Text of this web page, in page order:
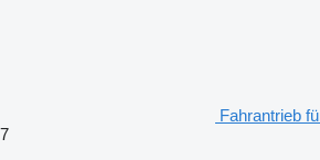
Fahrantrieb
7